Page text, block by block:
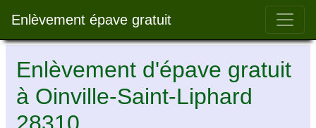
Enlèvement épave gratuit Bar
Enlèvement d'épave gratuit
à Oinville-Saint-Liphard